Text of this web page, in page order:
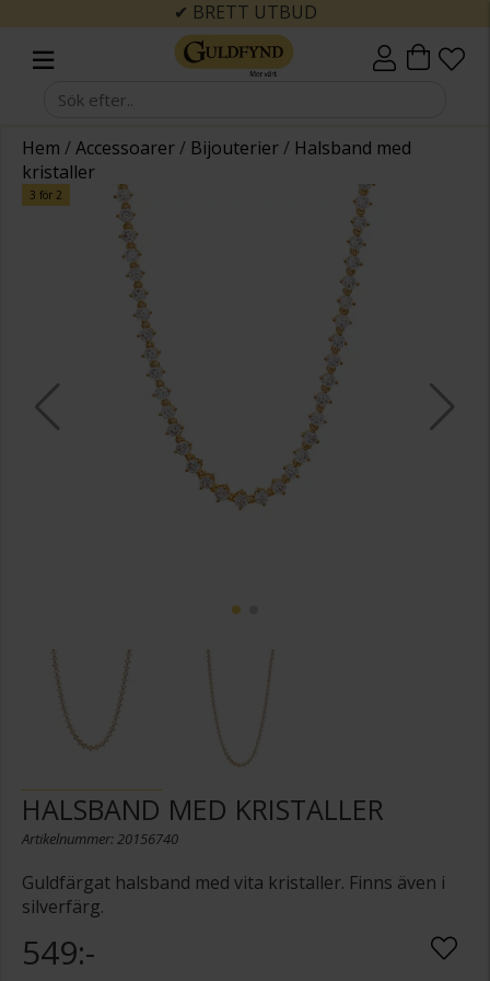
✔ BRETT UTBUD
Hem /Accessoarer/ Bijouterier/ Halsband med
kristaller
3 för 2
HALSBAND MED KRISTALLER
Artikelnummer: 20156740
Guldfärgat halsband med vita kristaller. Finns även i
silverfärg.
549:-